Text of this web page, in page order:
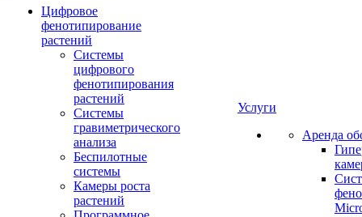
Цифровое
фенотипирование
растений
Системы
цифрового
фенотипирования
растений
Системы
гравиметрического
анализа
Беспилотные
системы
Камеры роста
растений
Услуги
Аренда